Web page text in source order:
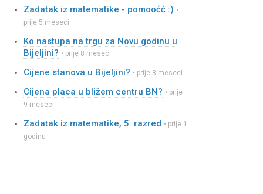
Zadatak iz matematike - pomooćć :) •
prije 5 meseci
Ko nastupa na trgu za Novu godinu u
Bijeljini? • prije 8 meseci
Cijene stanova u Bijeljini? • prije 8 meseci
Cijena placa u bližem centru BN? • prije
9 meseci
Zadatak iz matematike, 5. razred • prije 1
godinu